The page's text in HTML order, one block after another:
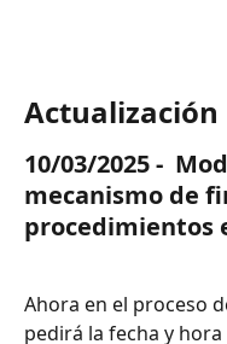
Actualización
10/03/2025 -
mecanismo de
procedimientos
Ahora en el proceso
pedirá la fecha y